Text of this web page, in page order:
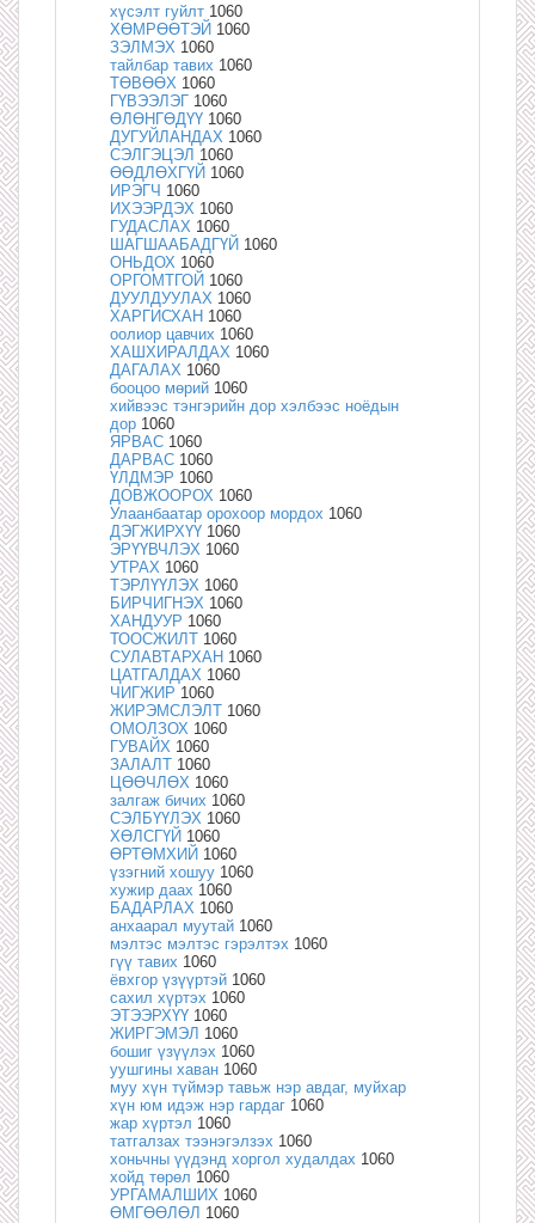
хүсэлт гуйлт 1060
ХӨМРӨӨТЭЙ 1060
ЗЭЛМЭХ 1060
тайлбар тавих 1060
ТӨВӨӨХ 1060
ГҮВЭЭЛЭГ 1060
ӨЛӨНГӨДҮҮ 1060
ДУГУЙЛАНДАХ 1060
СЭЛГЭЦЭЛ 1060
ӨӨДЛӨХГҮЙ 1060
ИРЭГЧ 1060
ИХЭЭРДЭХ 1060
ГУДАСЛАХ 1060
ШАГШААБАДГҮЙ 1060
ОНЬДОХ 1060
ОРГОМТГОЙ 1060
ДУУЛДУУЛАХ 1060
ХАРГИСХАН 1060
оолиор цавчих 1060
ХАШХИРАЛДАХ 1060
ДАГАЛАХ 1060
бооцоо мөрий 1060
хийвээс тэнгэрийн дор хэлбээс ноёдын
дор 1060
ЯРВАС 1060
ДАРВАС 1060
ҮЛДМЭР 1060
ДОВЖООРОХ 1060
Улаанбаатар орохоор мордох 1060
ДЭГЖИРХҮҮ 1060
ЭРҮҮВЧЛЭХ 1060
УТРАХ 1060
ТЭРЛҮҮЛЭХ 1060
БИРЧИГНЭХ 1060
ХАНДУУР 1060
ТООСЖИЛТ 1060
СУЛАВТАРХАН 1060
ЦАТГАЛДАХ 1060
ЧИГЖИР 1060
ЖИРЭМСЛЭЛТ 1060
ОМОЛЗОХ 1060
ГУВАЙХ 1060
ЗАЛАЛТ 1060
ЦӨӨЧЛӨХ 1060
залгаж бичих 1060
СЭЛБҮҮЛЭХ 1060
ХӨЛСГҮЙ 1060
ӨРТӨМХИЙ 1060
үзэгний хошуу 1060
хужир даах 1060
БАДАРЛАХ 1060
анхаарал муутай 1060
мэлтэс мэлтэс гэрэлтэх 1060
гүү тавих 1060
ёвхгор үзүүртэй 1060
сахил хүртэх 1060
ЭТЭЭРХҮҮ 1060
ЖИРГЭМЭЛ 1060
бошиг үзүүлэх 1060
уушгины хаван 1060
муу хүн түймэр тавьж нэр авдаг, муйхар
хүн юм идэж нэр гардаг 1060
жар хүртэл 1060
татгалзах тээнэгэлзэх 1060
хоньчны үүдэнд хоргол худалдах 1060
хойд төрөл 1060
УРГАМАЛШИХ 1060
ӨМГӨӨЛӨЛ 1060